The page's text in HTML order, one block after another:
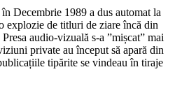
Decembrie 1989 a dus automat la
explozie de titluri de ziare încă din
audio-vizuală s-a ”mișcat” mai
private au început să apară din
tipărite se vindeau în tiraje